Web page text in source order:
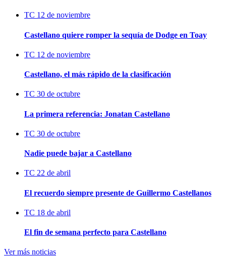
TC 12 de noviembre
Castellano quiere romper la sequía de Dodge en Toay
TC 12 de noviembre
Castellano, el más rápido de la clasificación
TC 30 de octubre
La primera referencia: Jonatan Castellano
TC 30 de octubre
Nadie puede bajar a Castellano
TC 22 de abril
El recuerdo siempre presente de Guillermo Castellanos
TC 18 de abril
El fin de semana perfecto para Castellano
Ver más noticias